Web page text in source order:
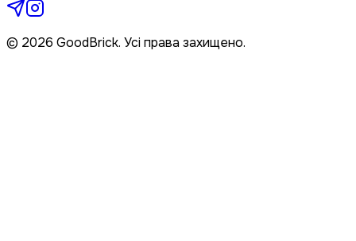
© 2026 GoodBrick. Усі права захищено.